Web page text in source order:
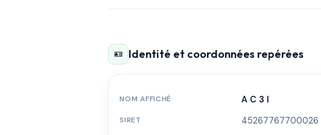
🪪 Identité et coordonnées repérées
NOM AFFICHÉ A C 3 I
SIRET 45267767700026